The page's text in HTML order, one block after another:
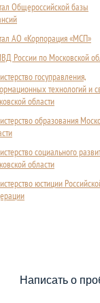
Общероссийской базы
АО «Корпорация «МСП»
России по Московской
госуправления,
технологий и
области
образования
социального
области
юстиции
выплаты
Написать о